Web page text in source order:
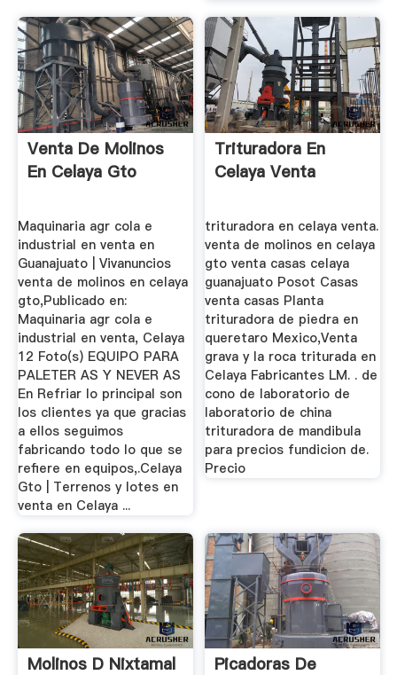
Venta De Molinos
En Celaya Gto
Maquinaria agr cola e
industrial en venta en
Guanajuato | Vivanuncios
venta de molinos en celaya
gto,Publicado en:
Maquinaria agr cola e
industrial en venta, Celaya
12 Foto(s) EQUIPO PARA
PALETER AS Y NEVER AS
En Refriar lo principal son
los clientes ya que gracias
a ellos seguimos
fabricando todo lo que se
refiere en equipos,.Celaya
Gto | Terrenos y lotes en
venta en Celaya ...
Trituradora En
Celaya Venta
trituradora en celaya venta.
venta de molinos en celaya
gto venta casas celaya
guanajuato Posot Casas
venta casas Planta
trituradora de piedra en
queretaro Mexico,Venta
grava y la roca triturada en
Celaya Fabricantes LM. . de
cono de laboratorio de
laboratorio de china
trituradora de mandibula
para precios fundicion de.
Precio
Molinos D Nixtamal Picadoras De